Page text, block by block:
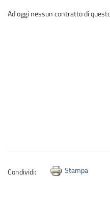
Ad oggi nessun contratto di
Condividi: Stampa